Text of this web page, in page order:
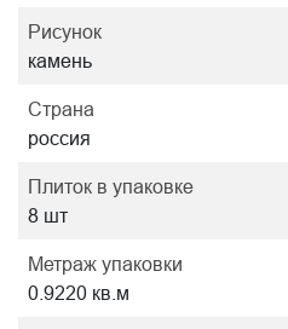
Рисунок
камень
Страна
россия
Плиток в упаковке
8 шт
Метраж упаковки
0.9220 кв.м